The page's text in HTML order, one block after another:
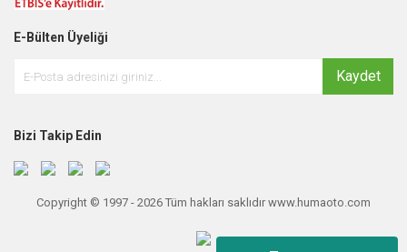
E-Bülten Üyeliği
Kaydet
Bizi Takip Edin
Copyright © 1997 - 2026 Tüm hakları saklıdır www.humaoto.com